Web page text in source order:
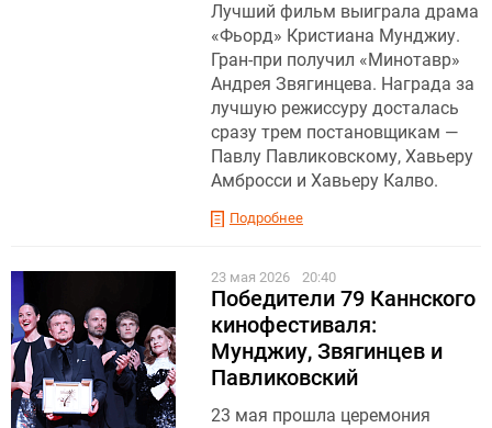
Лучший фильм выиграла драма
«Фьорд» Кристиана Мунджиу .
Гран-при получил «Минотавр»
Андрея Звягинцева. Награда за
лучшую режиссуру досталась
сразу трем постановщикам —
Павлу Павликовскому, Хавьеру
Амбросси и Хавьеру Калво.
Подробнее
23 мая 2026 20:40
Победители 79 Каннского
кинофестиваля:
Мунджиу, Звягинцев и
Павликовский
23 мая прошла церемония